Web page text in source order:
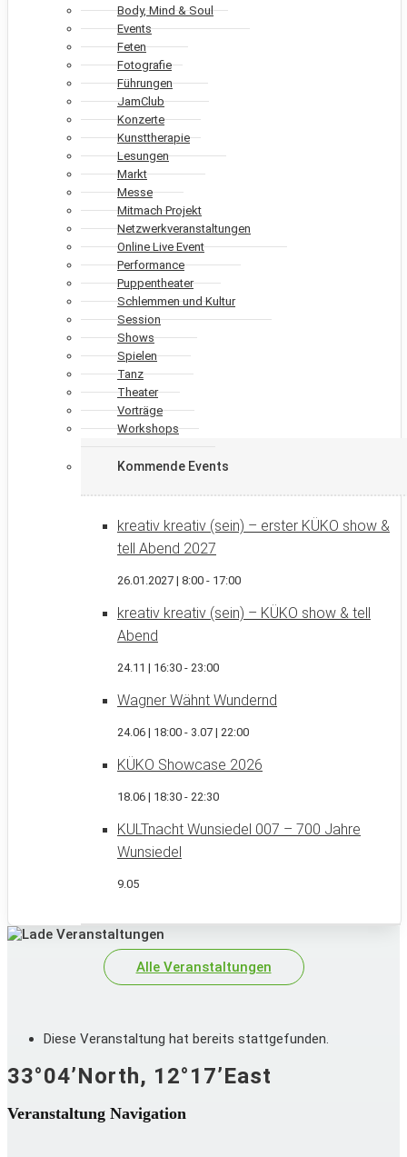
Body, Mind & Soul
Events
Feten
Fotografie
Führungen
JamClub
Konzerte
Kunsttherapie
Lesungen
Markt
Messe
Mitmach Projekt
Netzwerkveranstaltungen
Online Live Event
Performance
Puppentheater
Schlemmen und Kultur
Session
Shows
Spielen
Tanz
Theater
Vorträge
Workshops
Kommende Events
kreativ kreativ (sein) – erster KÜKO show &
tell Abend 2027
26.01.2027 | 8:00 - 17:00
kreativ kreativ (sein) – KÜKO show & tell
Abend
24.11 | 16:30 - 23:00
Wagner Wähnt Wundernd
24.06 | 18:00 - 3.07 | 22:00
KÜKO Showcase 2026
18.06 | 18:30 - 22:30
KULTnacht Wunsiedel 007 – 700 Jahre
Wunsiedel
9.05
Alle Veranstaltungen
Diese Veranstaltung hat bereits stattgefunden.
33°04’North, 12°17’East
Veranstaltung Navigation